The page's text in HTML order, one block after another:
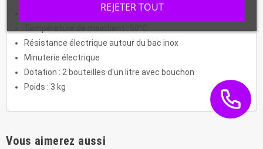
Contrôle thermostatique jusqu'à 90°C
Résistance électrique autour du bac inox
Minuterie électrique
Dotation : 2 bouteilles d'un litre avec bouchon
Poids : 3 kg
Vous aimerez aussi
REJETER TOUT